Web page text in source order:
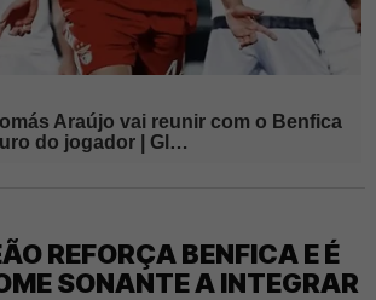
REFORÇA BENFICA E É
SONANTE A INTEGRAR